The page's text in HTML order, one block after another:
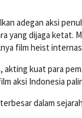
adegan aksi
yang dijaga ketat.
film heist
akting kuat para
aksi Indonesia
dalam